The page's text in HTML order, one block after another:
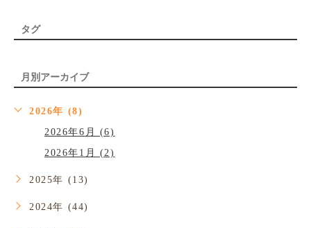
タグ
月別アーカイブ
2026年 (8)
2026年6月 (6)
2026年1月 (2)
2025年 (13)
2024年 (44)